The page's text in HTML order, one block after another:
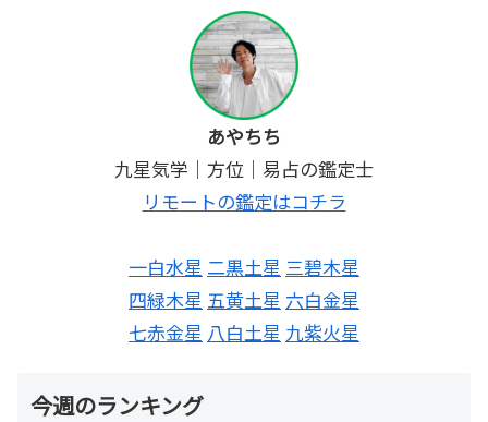
あやちち
九星気学｜方位｜易占の鑑定士
リモートの鑑定はコチラ
一白水星 二黒土星 三碧木星
四緑木星 五黄土星 六白金星
七赤金星 八白土星 九紫火星
今週のランキング